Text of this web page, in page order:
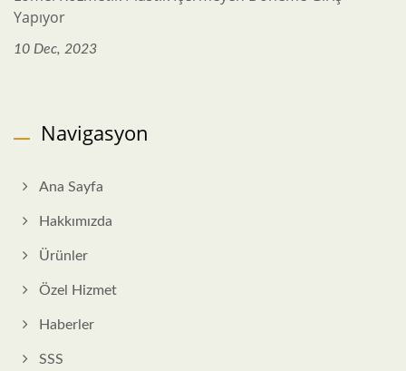
Yapıyor
10 Dec, 2023
Navigasyon
Ana Sayfa
Hakkımızda
Ürünler
Özel Hizmet
Haberler
SSS